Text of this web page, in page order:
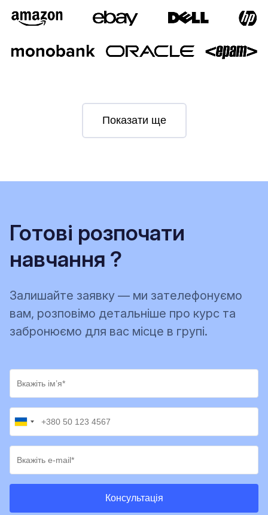
Показати ще
Готові розпочати
навчання ?
Залишайте заявку — ми зателефонуємо
вам, розповімо детальніше про курс та
забронюємо для вас місце в групі.
Консультацiя